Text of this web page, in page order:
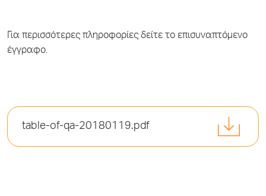
Για περισσότερες πληροφορίες δείτε το επισυναπτόμενο
έγγραφο.
table-of-qa-20180119.pdf